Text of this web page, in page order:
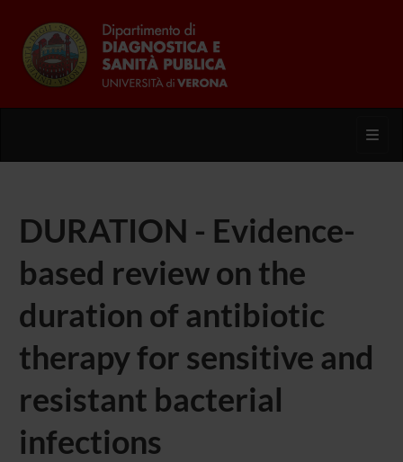
DURATION - Evidence-
based review on the
duration of antibiotic
therapy for sensitive and
resistant bacterial
infections